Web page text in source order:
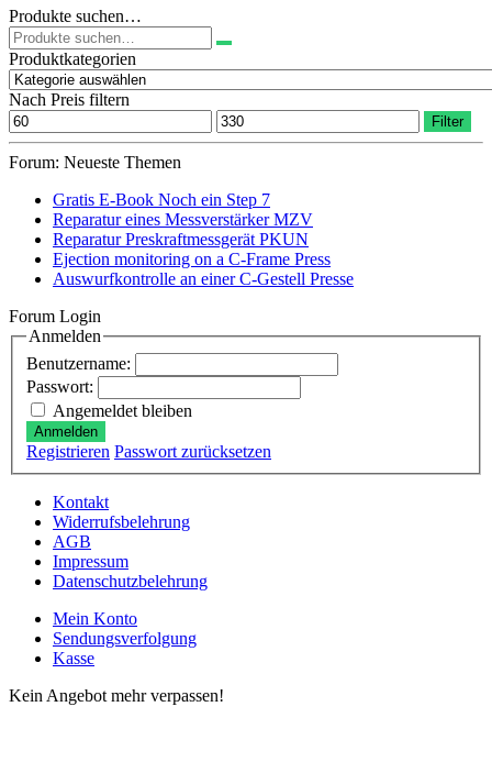
war:
170,00 €
149,00 €.
Produkte suchen…
Suchen
nach:
Produktkategorien
Nach Preis filtern
Min.
Preis
Max.
Preis
Filter
Forum: Neueste Themen
Gratis E-Book Noch ein Step 7
Reparatur eines Messverstärker MZV
Reparatur Preskraftmessgerät PKUN
Ejection monitoring on a C-Frame Press
Auswurfkontrolle an einer C-Gestell Presse
Forum Login
Anmelden
Benutzername:
Passwort:
Angemeldet bleiben
Anmelden
Registrieren Passwort zurücksetzen
Kontakt
Widerrufsbelehrung
AGB
Impressum
Datenschutzbelehrung
Mein Konto
Sendungsverfolgung
Kasse
Kein Angebot mehr verpassen!